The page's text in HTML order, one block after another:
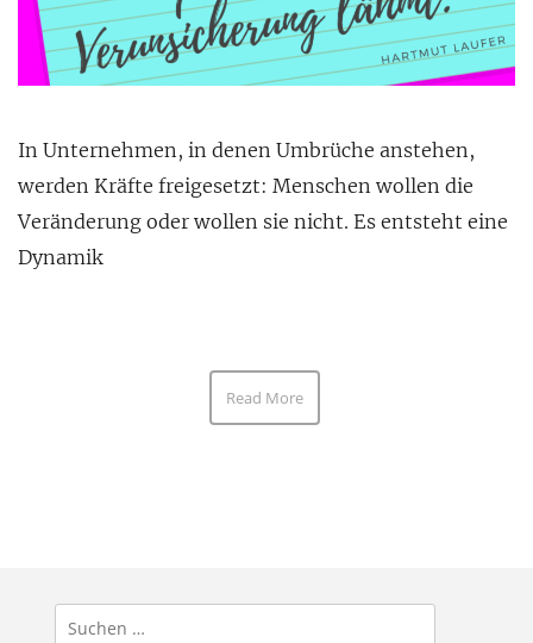
In Unternehmen, in denen Umbrüche anstehen,
werden Kräfte freigesetzt: Menschen wollen die
Veränderung oder wollen sie nicht. Es entsteht eine
Dynamik
Read More
Suchen